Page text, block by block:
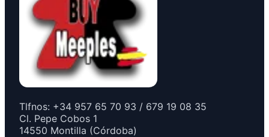
Tlfnos: +34 957 65 70 93 / 679 19 08 35
Cl. Pepe Cobos 1
14550 Montilla (Córdoba)